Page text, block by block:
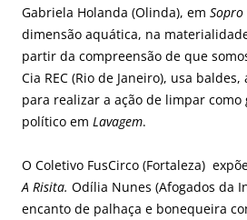
Gabriela Holanda (Olinda), em Sopro
dimensão aquática, na
partir da compreensão de que
Cia REC (Rio de Janeiro), usa
para realizar a ação de limpar
político em Lavagem.
O Coletivo FusCirco (Fortaleza)
A Risita. Odília Nunes (Afogados da
encanto de palhaça e bonequeira